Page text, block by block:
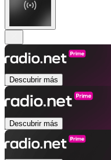
Descubrir más
Descubrir más